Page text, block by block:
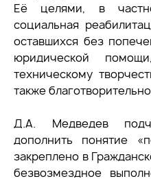
Её целями, в
социальная
оставшихся без
юридической
техническому
также
Д.А. Медведев
дополнить понятие
закреплено в
безвозмездное